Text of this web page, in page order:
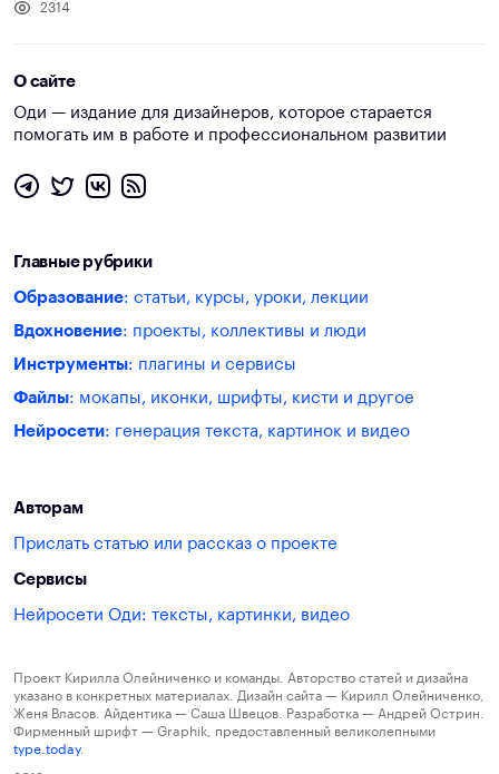
2314
О сайте
Оди — издание для дизайнеров, которое старается
помогать им в работе и профессиональном развитии
Главные рубрики
Образование: статьи, курсы, уроки, лекции
Вдохновение: проекты, коллективы и люди
Инструменты: плагины и сервисы
Файлы: мокапы, иконки, шрифты, кисти и другое
Нейросети: генерация текста, картинок и видео
Авторам
Прислать статью или рассказ о проекте
Сервисы
Нейросети Оди: тексты, картинки, видео
Проект Кирилла Олейниченко и команды. Авторство статей и дизайна
указано в конкретных материалах. Дизайн сайта — Кирилл Олейниченко,
Женя Власов. Айдентика — Саша Швецов. Разработка — Андрей Острин.
Фирменный шрифт — Graphik, предоставленный великолепными
type.today.